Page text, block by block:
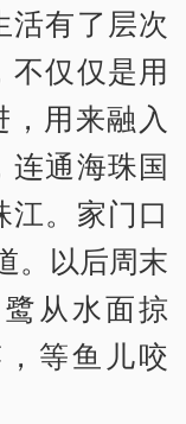
活有了层次
不仅仅是用
，用来融入
连通海珠国
。家门口
。以后周末
从水面掠
等鱼儿咬